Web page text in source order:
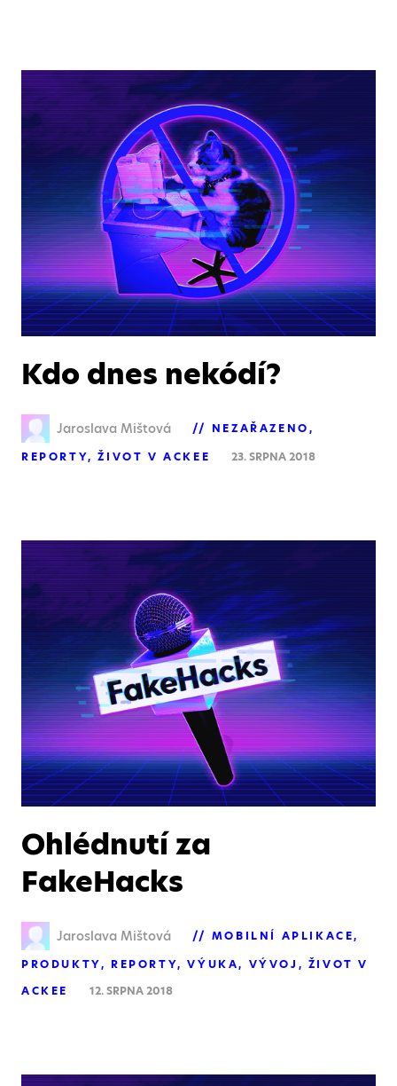
Kdo dnes nekódí?
Jaroslava Mištová
NEZAŘAZENO
REPORTY
ŽIVOT V ACKEE 23. SRPNA 2018
Ohlédnutí za
FakeHacks
Jaroslava Mištová
MOBILNÍ APLIKACE
PRODUKTY
REPORTY VÝUKA VÝVOJ
ŽIVOT V
ACKEE
12. SRPNA 2018